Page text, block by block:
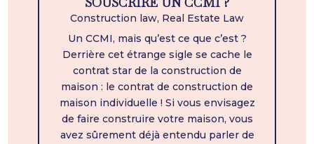
Construction law, Real Estate Law
Un CCMI, mais qu’est ce que c’est ?
Derrière cet étrange sigle se cache le
contrat star de la construction de
maison : le contrat de construction de
maison individuelle ! Si vous envisagez
de faire construire votre maison, vous
avez sûrement déjà entendu parler de